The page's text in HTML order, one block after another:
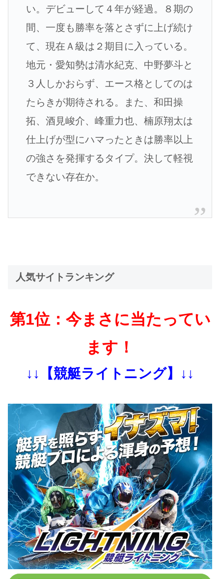
い。デビューして４年が経過。８期の
間、一度も勝率を落とさずに上げ続け
て、現在Ａ級は２期目に入っている。
地元・愛知勢は清水紀克、中野夢斗と
３人しかおらず、エース格としてのは
たらきが期待される。また、和田操
拓、酒見峻介、峰重力也、楠原翔太は
仕上げが型にハマったときは勝率以上
の強さを発揮するタイプ。決して軽視
できない存在か。
人気サイトランキング
第1位：今まさに当たってい
ます！
↓↓【競艇ライトニング】↓↓